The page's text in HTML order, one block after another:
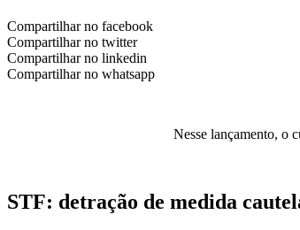
Compartilhar no facebook
Compartilhar no twitter
Compartilhar no linkedin
Compartilhar no whatsapp
Nesse lançamento, o
STF: detração de medida